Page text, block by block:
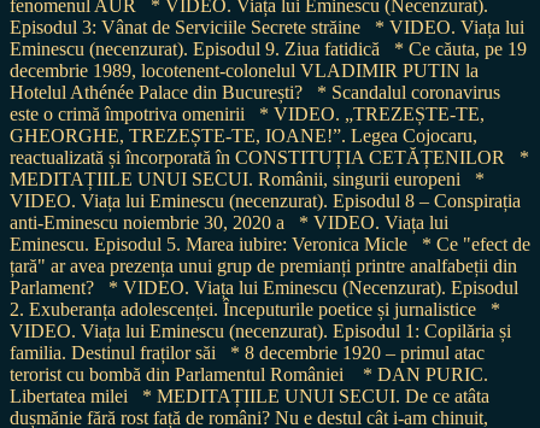
fenomenul AUR
* VIDEO. Viața lui Eminescu (Necenzurat).
Episodul 3: Vânat de Serviciile Secrete străine
* VIDEO. Viața lui
Eminescu (necenzurat). Episodul 9. Ziua fatidică
* Ce căuta, pe 19
decembrie 1989, locotenent-colonelul VLADIMIR PUTIN la
Hotelul Athénée Palace din București?
* Scandalul coronavirus
este o crimă împotriva omenirii
* VIDEO. „TREZEȘTE-TE,
GHEORGHE, TREZEȘTE-TE, IOANE!”. Legea Cojocaru,
reactualizată și încorporată în CONSTITUȚIA CETĂȚENILOR
*
MEDITAȚIILE UNUI SECUI. Românii, singurii europeni
*
VIDEO. Viața lui Eminescu (necenzurat). Episodul 8 – Conspirația
anti-Eminescu noiembrie 30, 2020 a
* VIDEO. Viața lui
Eminescu. Episodul 5. Marea iubire: Veronica Micle
* Ce "efect de
țară" ar avea prezența unui grup de premianți printre analfabeții din
Parlament?
* VIDEO. Viața lui Eminescu (Necenzurat). Episodul
2. Exuberanța adolescenței. Începuturile poetice și jurnalistice
*
VIDEO. Viața lui Eminescu (necenzurat). Episodul 1: Copilăria și
familia. Destinul fraților săi
* 8 decembrie 1920 – primul atac
terorist cu bombă din Parlamentul României
* DAN PURIC.
Libertatea milei
* MEDITAȚIILE UNUI SECUI. De ce atâta
dușmănie fără rost față de români? Nu e destul cât i-am chinuit,